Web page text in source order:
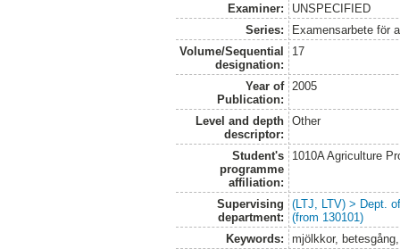
Examiner:
UNSPECIFIED
Series:
Examensarbete för
Volume/Sequential
designation:
17
Year of
Publication:
2005
Level and depth
descriptor:
Other
Student's
programme
affiliation:
1010A Agriculture
Supervising
department:
(LTJ, LTV) > Dept.
(from 130101)
Keywords:
mjölkkor,